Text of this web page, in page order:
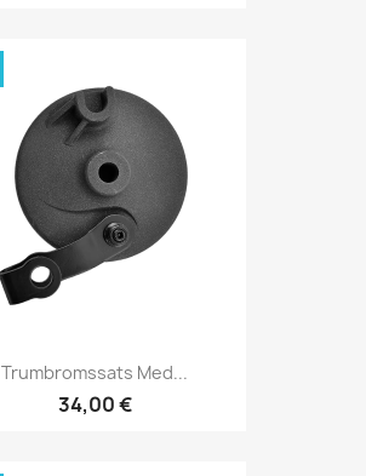
Trumbromssats Med...
34,00 €